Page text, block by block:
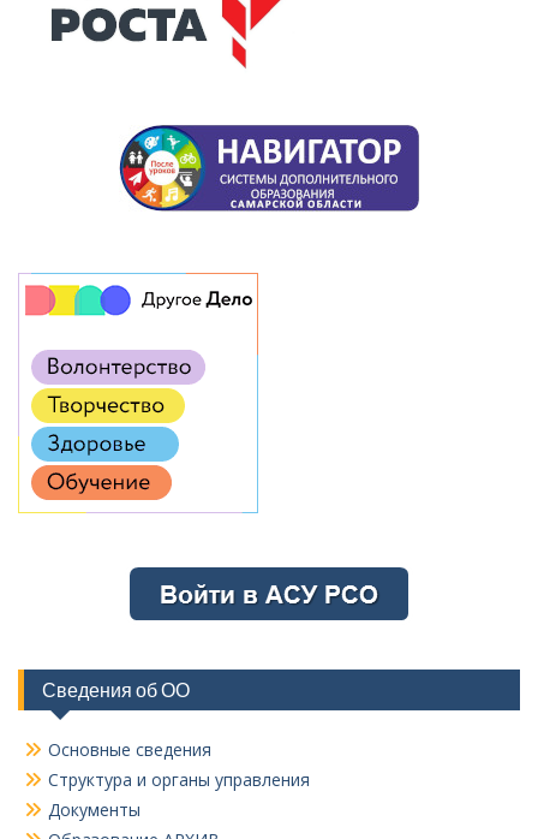
Сведения об ОО
Основные сведения
Структура и органы управления
Документы